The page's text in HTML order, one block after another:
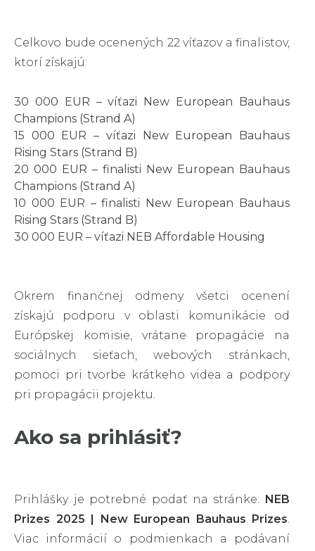
Celkovo bude ocenených 22 víťazov a finalistov,
ktorí získajú:
30 000 EUR – víťazi New European Bauhaus
Champions (Strand A)
15 000 EUR – víťazi New European Bauhaus
Rising Stars (Strand B)
20 000 EUR – finalisti New European Bauhaus
Champions (Strand A)
10 000 EUR – finalisti New European Bauhaus
Rising Stars (Strand B)
30 000 EUR – víťazi NEB Affordable Housing
Okrem finančnej odmeny všetci ocenení
získajú podporu v oblasti komunikácie od
Európskej komisie, vrátane propagácie na
sociálnych sieťach, webových stránkach,
pomoci pri tvorbe krátkeho videa a podpory
pri propagácii projektu.
Ako sa prihlásiť?
Prihlášky je potrebné podať na stránke:
NEB
Prizes 2025 | New European Bauhaus Prizes.
Viac informácií o podmienkach a podávaní